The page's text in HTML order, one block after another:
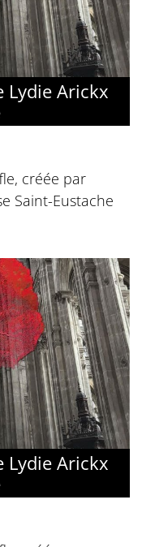
Lydie Arickx
créée par
Saint-Eustache
Lydie Arickx